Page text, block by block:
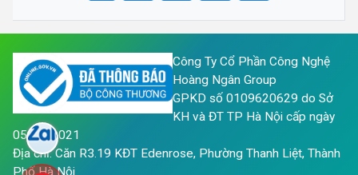
Công Ty Cổ Phần Công Nghệ
Hoàng Ngân Group
GPKD số 0109620629 do Sở
KH và ĐT TP Hà Nội cấp ngày
05/05/2021
Địa chỉ: Căn R3.19 KĐT Edenrose, Phường Thanh Liệt, Thành
Phố Hà Nội